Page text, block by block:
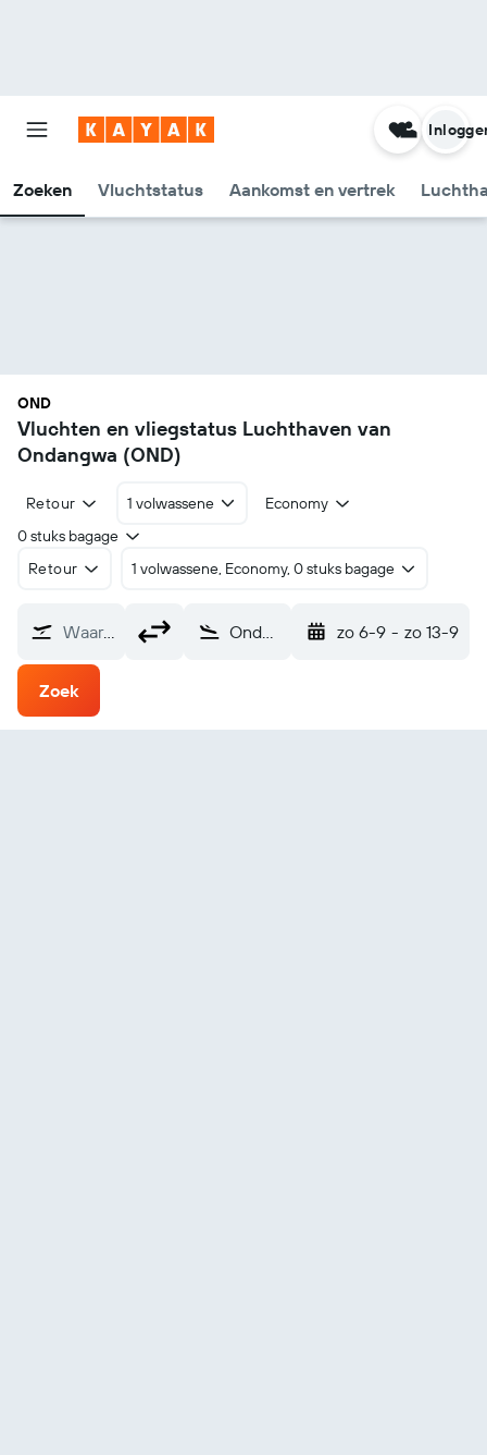
Zoeken Vluchtstatus Aankomst en vertrek
OND
Vluchten en vliegstatus Luchthaven van
Ondangwa (OND)
Retour 1 volwassene
Economy
0 stuks bagage
Retour
1 volwassene, Economy, 0 stuks bagage
Waarvandaan? Ondangwa (OND) zo 6-9 - zo 13-9
Zoek